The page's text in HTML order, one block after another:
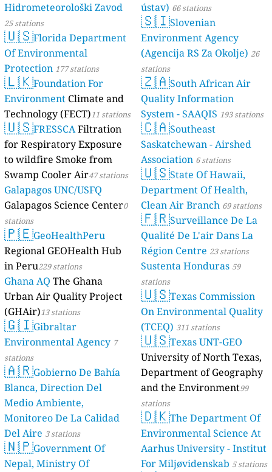
Hidrometeorološki Zavod
25 stations
🇺🇸Florida Department
Of Environmental
Protection 177 stations
🇱🇰Foundation For
Environment Climate and
Technology (FECT)11 stations
🇺🇸FRESSCAFiltration
for Respiratory Exposure
to wildfire Smoke from
Swamp Cooler Air47 stations
Galapagos UNC/USFQ
Galapagos Science Center0
stations
🇵🇪GeoHealthPeru
Regional GEOHealth Hub
in Peru229 stations
Ghana AQ The Ghana
Urban Air Quality Project
(GHAir)13 stations
🇬🇮Gibraltar
Environmental Agency 7
stations
🇦🇷Gobierno De Bahía
Blanca, Direction Del
Medio Ambiente,
Monitoreo De La Calidad
Del Aire 3 stations
🇳🇵Government Of
Nepal, Ministry Of
ústav) 66 stations
🇸🇮Slovenian
Environment Agency
(Agencija RS Za Okolje) 26
stations
🇿🇦South African Air
Quality Information
System - SAAQIS 193 stations
🇨🇦Southeast
Saskatchewan - Airshed
Association 6 stations
🇺🇸State Of Hawaii,
Department Of Health,
Clean Air Branch 69 stations
🇫🇷Surveillance De La
Qualité De L'air Dans La
Région Centre 23 stations
Sustenta Honduras 59
stations
🇺🇸Texas Commission
On Environmental Quality
(TCEQ) 311 stations
🇺🇸Texas UNT-GEO
University of North Texas,
Department of Geography
and the Environment99
stations
🇩🇰The Department Of
Environmental Science At
Aarhus University - Institut
For Miljøvidenskab 5 stations